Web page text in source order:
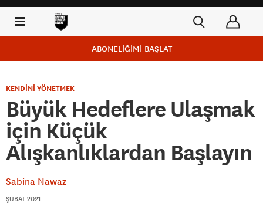
ABONELİĞİMİ BAŞLAT
KENDİNİ YÖNETMEK
Büyük Hedeflere Ulaşmak
için Küçük
Alışkanlıklardan Başlayın
Sabina Nawaz
ŞUBAT 2021